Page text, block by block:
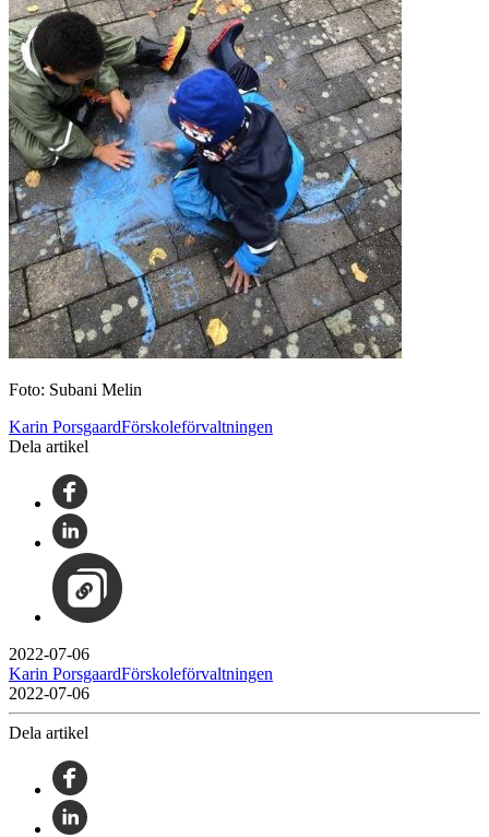
Foto: Subani Melin
Karin PorsgaardFörskoleförvaltningen
Dela artikel
2022-07-06
Karin PorsgaardFörskoleförvaltningen
2022-07-06
Dela artikel